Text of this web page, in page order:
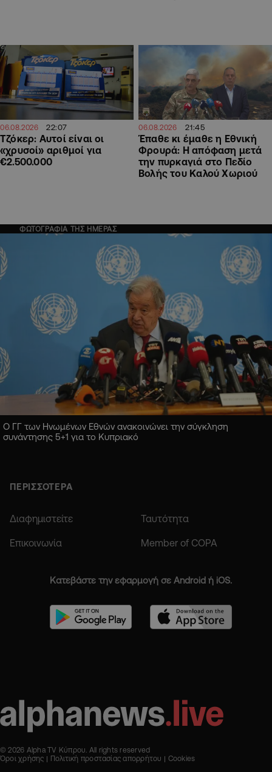
06.08.2026 22:07
Τζόκερ: Αυτοί είναι οι
«χρυσοί» αριθμοί για
€2.500.000
06.08.2026 21:45
Έπαθε κι έμαθε η Εθνική
Φρουρά: Η απόφαση μετά
την πυρκαγιά στο Πεδίο
Βολής του Καλού Χωριού
ΦΩΤΟΓΡΑΦΙΑ ΤΗΣ ΗΜΕΡΑΣ
Ο ΓΓ των Ηνωμένων Εθνών ανακοινώνει την σύγκληση
συνάντησης 5+1 για το Κυπριακό
ΠΕΡΙΣΣΟΤΕΡΑ
Διαφημιστείτε Ταυτότητα
Επικοινωνία Member of COPA
Κατεβάστε την εφαρμογή σε Android ή iOS.
© 2026 Alpha TV Κύπρου. All rights reserved
Όροι χρήσης
Πολιτική προστασίας απορρήτου Cookies